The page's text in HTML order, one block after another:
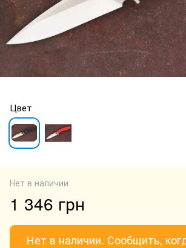
Цвет
Нет в наличии
1 346 грн
Нет в наличии. Сообщить,